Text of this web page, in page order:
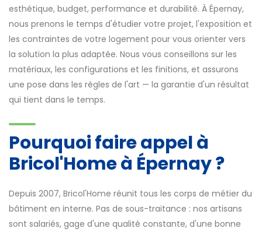
esthétique, budget, performance et durabilité. À Épernay,
nous prenons le temps d'étudier votre projet, l'exposition et
les contraintes de votre logement pour vous orienter vers
la solution la plus adaptée. Nous vous conseillons sur les
matériaux, les configurations et les finitions, et assurons
une pose dans les règles de l'art — la garantie d'un résultat
qui tient dans le temps.
Pourquoi faire appel à
Bricol'Home à Épernay ?
Depuis 2007, Bricol'Home réunit tous les corps de métier du
bâtiment en interne. Pas de sous-traitance : nos artisans
sont salariés, gage d'une qualité constante, d'une bonne